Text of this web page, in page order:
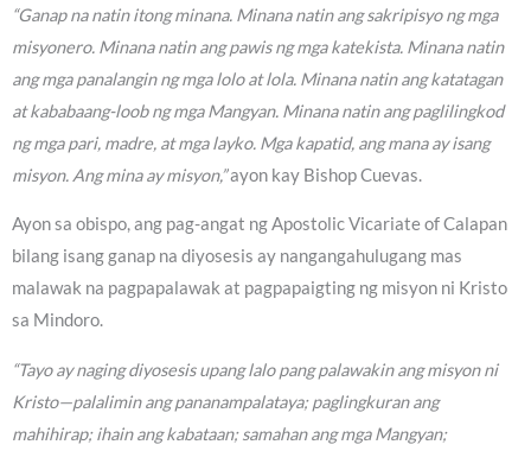
“Ganap na natin itong minana. Minana natin ang sakripisyo ng mga
misyonero. Minana natin ang pawis ng mga katekista. Minana natin
ang mga panalangin ng mga lolo at lola. Minana natin ang katatagan
at kababaang-loob ng mga Mangyan. Minana natin ang paglilingkod
ng mga pari, madre, at mga layko. Mga kapatid, ang mana ay isang
misyon. Ang mina ay misyon,”ayon kay Bishop Cuevas.
Ayon sa obispo, ang pag-angat ng Apostolic Vicariate of Calapan
bilang isang ganap na diyosesis ay nangangahulugang mas
malawak na pagpapalawak at pagpapaigting ng misyon ni Kristo
sa Mindoro.
“Tayo ay naging diyosesis upang lalo pang palawakin ang misyon ni
Kristo—palalimin ang pananampalataya; paglingkuran ang
mahihirap; ihain ang kabataan; samahan ang mga Mangyan;